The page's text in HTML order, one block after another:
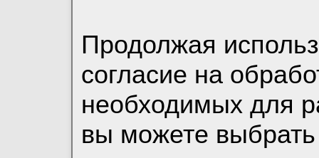
Продолжая
согласие на
необходимых для
вы можете